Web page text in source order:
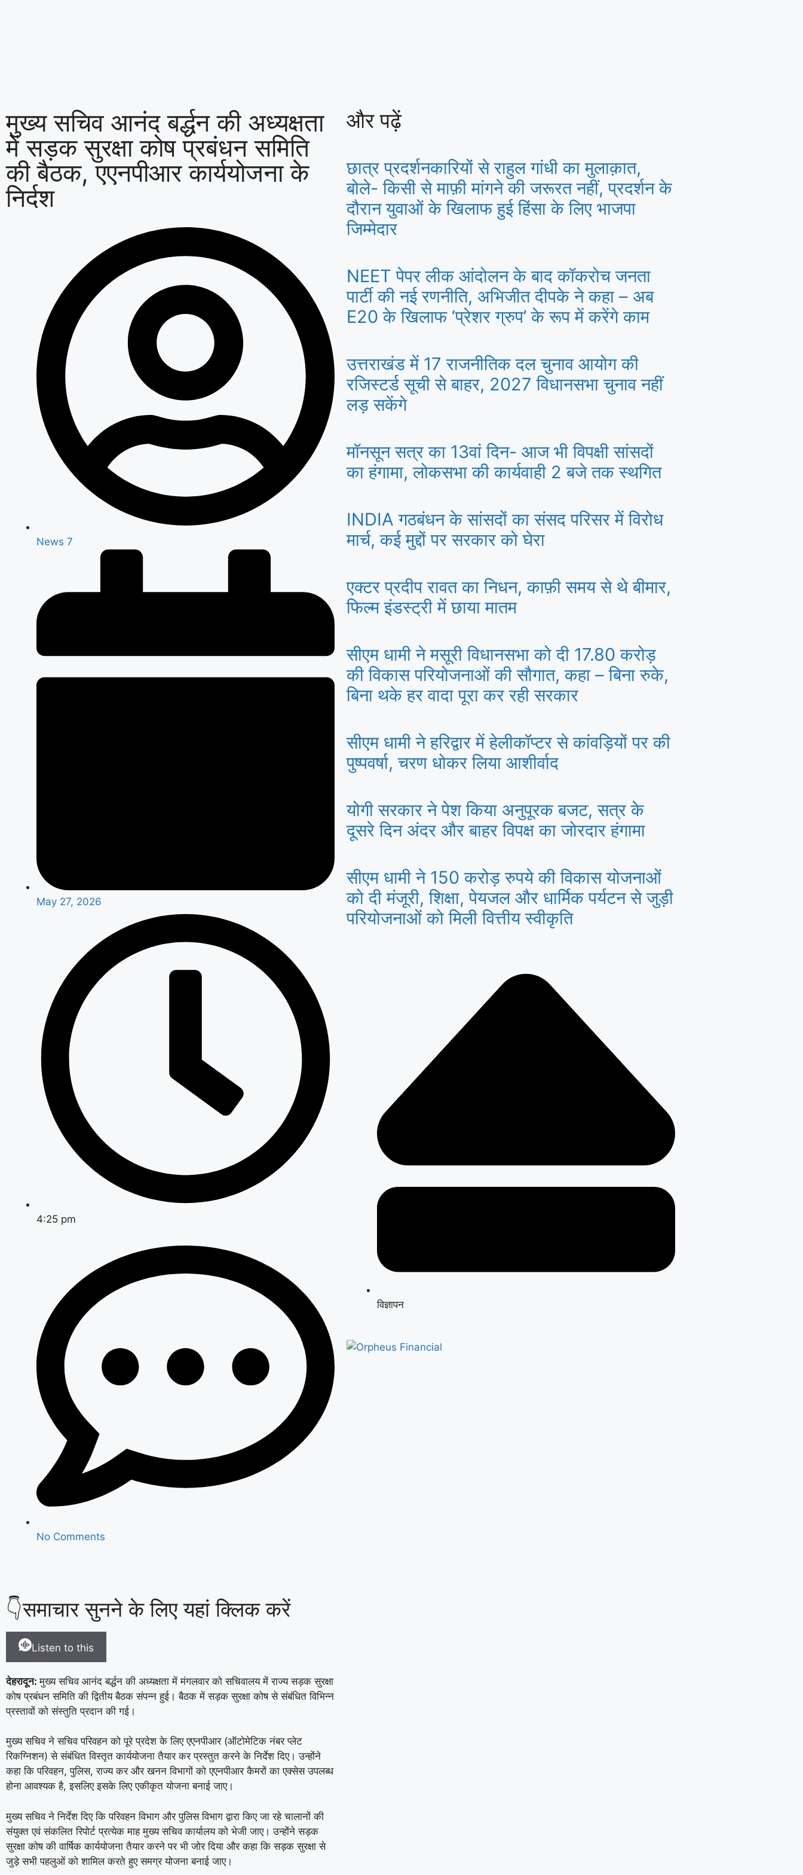
मुख्य सचिव आनंद बर्द्धन की अध्यक्षता
में सड़क सुरक्षा कोष प्रबंधन समिति
की बैठक, एएनपीआर कार्ययोजना के
निर्दश
News 7
May 27, 2026
4:25 pm
No Comments
👇समाचार सुनने के लिए यहां क्लिक करें
Listen to this
देहरादून:मुख्य सचिव आनंद बर्द्धन की अध्यक्षता में मंगलवार को सचिवालय में राज्य सड़क सुरक्षा
कोष प्रबंधन समिति की द्वितीय बैठक संपन्न हुई। बैठक में सड़क सुरक्षा कोष से संबंधित विभिन्न
प्रस्तावों को संस्तुति प्रदान की गई।
मुख्य सचिव ने सचिव परिवहन को पूरे प्रदेश के लिए एएनपीआर (ऑटोमेटिक नंबर प्लेट
रिकग्निशन) से संबंधित विस्तृत कार्ययोजना तैयार कर प्रस्तुत करने के निर्देश दिए। उन्होंने
कहा कि परिवहन, पुलिस, राज्य कर और खनन विभागों को एएनपीआर कैमरों का एक्सेस उपलब्ध
होना आवश्यक है, इसलिए इसके लिए एकीकृत योजना बनाई जाए।
मुख्य सचिव ने निर्देश दिए कि परिवहन विभाग और पुलिस विभाग द्वारा किए जा रहे चालानों की
संयुक्त एवं संकलित रिपोर्ट प्रत्येक माह मुख्य सचिव कार्यालय को भेजी जाए। उन्होंने सड़क
सुरक्षा कोष की वार्षिक कार्ययोजना तैयार करने पर भी जोर दिया और कहा कि सड़क सुरक्षा से
जुड़े सभी पहलुओं को शामिल करते हुए समग्र योजना बनाई जाए।
और पढ़ें
छात्र प्रदर्शनकारियों से राहुल गांधी का मुलाक़ात,
बोले- किसी से माफ़ी मांगने की जरूरत नहीं, प्रदर्शन के
दौरान युवाओं के खिलाफ हुई हिंसा के लिए भाजपा
जिम्मेदार
NEET पेपर लीक आंदोलन के बाद कॉकरोच जनता
पार्टी की नई रणनीति, अभिजीत दीपके ने कहा – अब
E20 के खिलाफ ‘प्रेशर ग्रुप’ के रूप में करेंगे काम
उत्तराखंड में 17 राजनीतिक दल चुनाव आयोग की
रजिस्टर्ड सूची से बाहर, 2027 विधानसभा चुनाव नहीं
लड़ सकेंगे
मॉनसून सत्र का 13वां दिन- आज भी विपक्षी सांसदों
का हंगामा, लोकसभा की कार्यवाही 2 बजे तक स्थगित
INDIA गठबंधन के सांसदों का संसद परिसर में विरोध
मार्च, कई मुद्दों पर सरकार को घेरा
एक्टर प्रदीप रावत का निधन, काफ़ी समय से थे बीमार,
फिल्म इंडस्ट्री में छाया मातम
सीएम धामी ने मसूरी विधानसभा को दी 17.80 करोड़
की विकास परियोजनाओं की सौगात, कहा – बिना रुके,
बिना थके हर वादा पूरा कर रही सरकार
सीएम धामी ने हरिद्वार में हेलीकॉप्टर से कांवड़ियों पर की
पुष्पवर्षा, चरण धोकर लिया आशीर्वाद
योगी सरकार ने पेश किया अनुपूरक बजट, सत्र के
दूसरे दिन अंदर और बाहर विपक्ष का जोरदार हंगामा
सीएम धामी ने 150 करोड़ रुपये की विकास योजनाओं
को दी मंजूरी, शिक्षा, पेयजल और धार्मिक पर्यटन से जुड़ी
परियोजनाओं को मिली वित्तीय स्वीकृति
विज्ञापन